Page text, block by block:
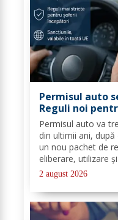
Permisul auto
Reguli noi
auto
Permisul auto va
din ultimii ani,
un nou pachet de
eliberare, utilizare
România va trebui
legislația națională
2 august 2026